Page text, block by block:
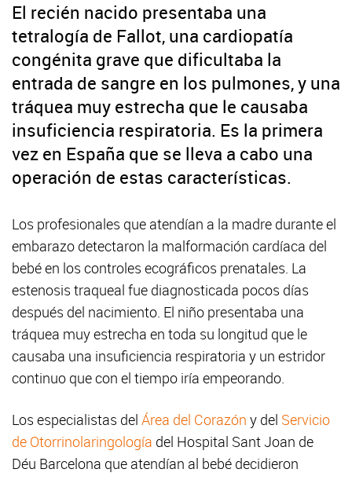
El recién nacido presentaba una
tetralogía de Fallot, una cardiopatía
congénita grave que dificultaba la
entrada de sangre en los pulmones, y una
tráquea muy estrecha que le causaba
insuficiencia respiratoria. Es la primera
vez en España que se lleva a cabo una
operación de estas características.
Los profesionales que atendían a la madre durante el
embarazo detectaron la malformación cardíaca del
bebé en los controles ecográficos prenatales. La
estenosis traqueal fue diagnosticada pocos días
después del nacimiento. El niño presentaba una
tráquea muy estrecha en toda su longitud que le
causaba una insuficiencia respiratoria y un estridor
continuo que con el tiempo iría empeorando.
Los especialistas del Área del Corazón y del Servicio
de Otorrinolaringología del Hospital Sant Joan de
Déu Barcelona que atendían al bebé decidieron